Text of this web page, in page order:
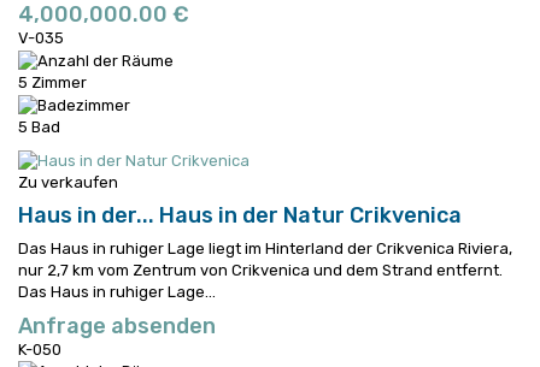
4,000,000.00 €
V-035
5 Zimmer
5 Bad
Zu verkaufen
Haus in der... Haus in der Natur Crikvenica
Das Haus in ruhiger Lage liegt im Hinterland der Crikvenica Riviera,
nur 2,7 km vom Zentrum von Crikvenica und dem Strand entfernt.
Das Haus in ruhiger Lage...
Anfrage absenden
K-050